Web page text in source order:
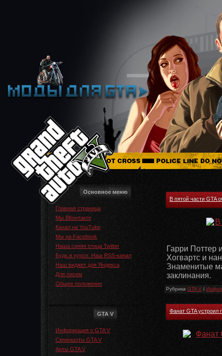
Основное меню
Главная страница
Мы ВКонтакте
Канал на YouTube
Мы на Facebook
Наша синяя птица Twitter
Будь в курсе. Наш RSS-канал
Наш виджет для Яндекса
Для писем
Общее положение
GTA V
Информация о GTA V
Скриншоты GTA V
Арты GTA V
В пятой части GTA
Гарри Поттер
Хогвартс и
Знаменитые
заклинания.
Рубрика GTA V /
Фанат GTA устроил